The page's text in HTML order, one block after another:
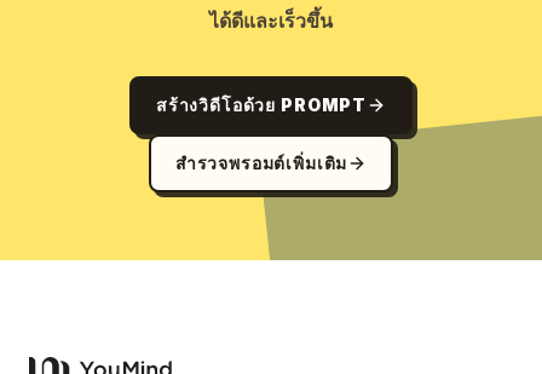
ได้ดีและเร็วขึ้น
สร้างวิดีโอด้วย PROMPT
สำรวจพรอมต์เพิ่มเติม